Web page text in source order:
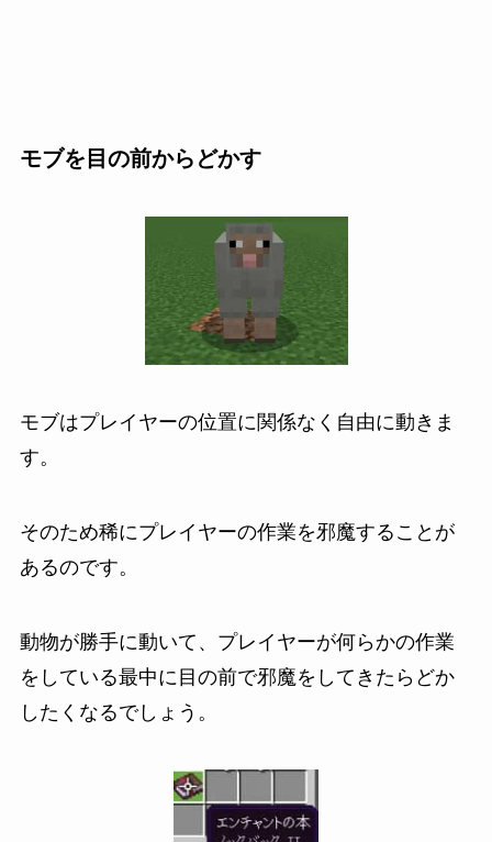
モブを目の前からどかす
モブはプレイヤーの位置に関係なく自由に動きま
す。
そのため稀にプレイヤーの作業を邪魔することが
あるのです。
動物が勝手に動いて、プレイヤーが何らかの作業
をしている最中に目の前で邪魔をしてきたらどか
したくなるでしょう。